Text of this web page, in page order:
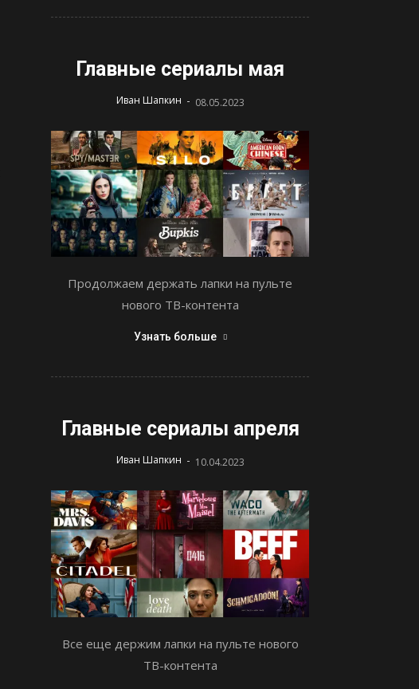
Главные сериалы мая
Иван Шапкин - 08.05.2023
Продолжаем держать лапки на пульте
нового ТВ-контента
Узнать больше
Главные сериалы апреля
Иван Шапкин - 10.04.2023
Все еще держим лапки на пульте нового
ТВ-контента